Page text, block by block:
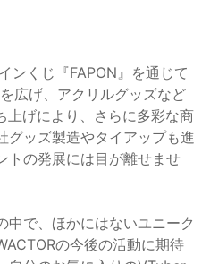
ンくじ『FAPON』を通じて
広げ、アクリルグッズなど
上げにより、さらに多彩な商
グッズ製造やタイアップも進
トの発展には目が離せませ
中で、ほかにはないユニーク
の今後の活動に期待